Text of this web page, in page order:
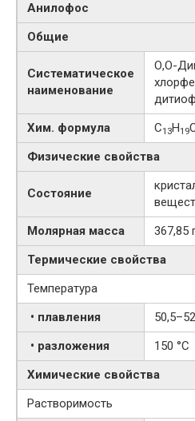
Анилофос
Общие
Систематическое
наименование
О,О-​
Хим. формула
C13H19
Физические свойства
Состояние
Молярная масса
367,85
Термические свойства
Температура
• плавления
• разложения
150 °C
Химические свойства
Растворимость